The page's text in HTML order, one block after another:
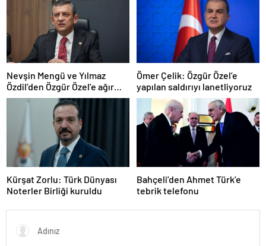
Nevşin Mengü ve Yılmaz
Özdil’den Özgür Özel’e ağır
eleştiriler
Ömer Çelik: Özgür Özel’e
yapılan saldırıyı lanetliyoruz
Kürşat Zorlu: Türk Dünyası
Noterler Birliği kuruldu
Bahçeli’den Ahmet Türk’e
tebrik telefonu